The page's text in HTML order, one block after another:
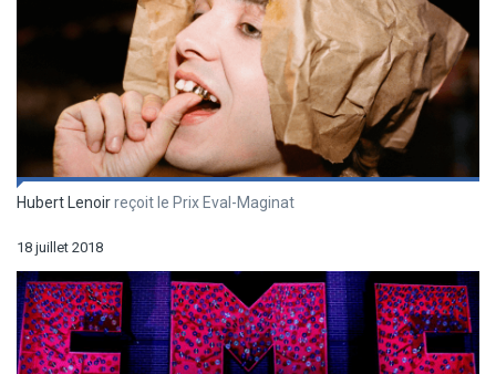
Hubert Lenoirreçoit le Prix Eval-Maginat
18 juillet 2018